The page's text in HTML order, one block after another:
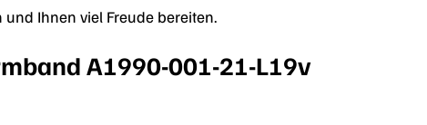
Ihnen viel Freude bereiten.
A1990-001-21-L19v